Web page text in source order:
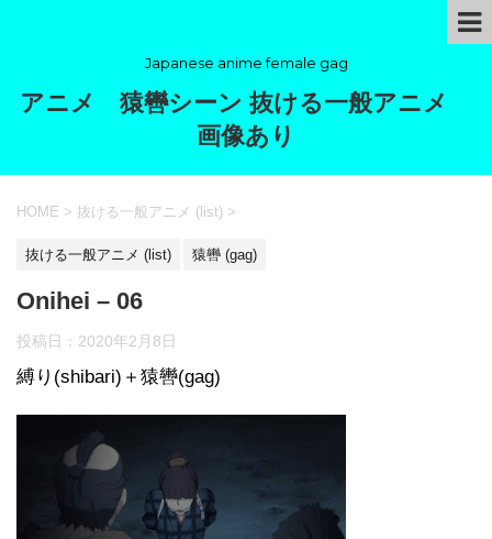
Japanese anime female gag
アニメ 猿轡シーン 抜ける一般アニメ
画像あり
HOME > 抜ける一般アニメ (list) >
抜ける一般アニメ (list) 猿轡 (gag)
Onihei – 06
投稿日： 2020年2月8日
縛り(shibari)＋猿轡(gag)